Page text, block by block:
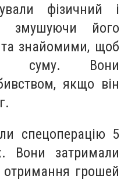
фізичний і
змушуючи його
та знайомими, щоб
суму. Вони
якщо він
спецоперацію 5
Вони затримали
грошей